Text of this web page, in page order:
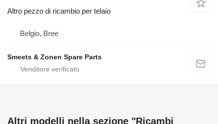
Altro pezzo di ricambio per telaio
Belgio, Bree
Smeets & Zonen Spare Parts
Altri modelli nella sezione "Ricambi